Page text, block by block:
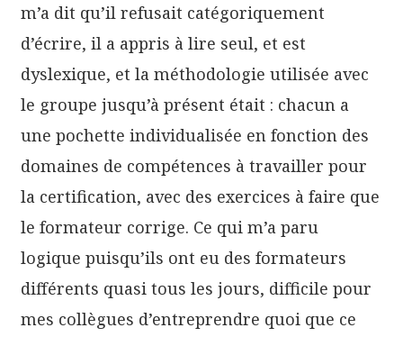
m’a dit qu’il refusait catégoriquement
d’écrire, il a appris à lire seul, et est
dyslexique, et la méthodologie utilisée avec
le groupe jusqu’à présent était : chacun a
une pochette individualisée en fonction des
domaines de compétences à travailler pour
la certification, avec des exercices à faire que
le formateur corrige. Ce qui m’a paru
logique puisqu’ils ont eu des formateurs
différents quasi tous les jours, difficile pour
mes collègues d’entreprendre quoi que ce